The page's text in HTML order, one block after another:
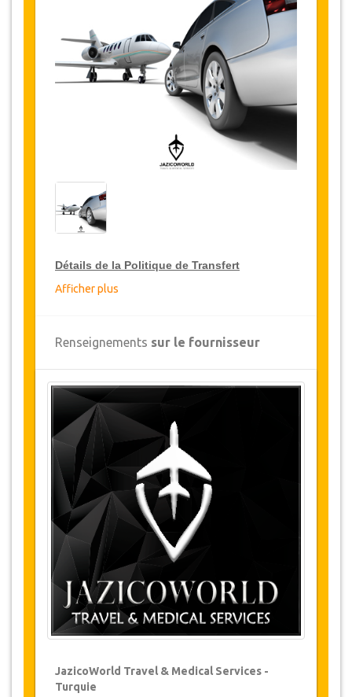
Détails de la Politique de Transfert
JazicoWorld offre pour les grands voyageurs,
15% de réduction sur les transferts
toute la Turquie et ce pendant une période de
12 mois, pour obtenir votre remise sur le
transfert, cliquez ci-dessus sur le bouton
Détails de la remise
Changements et Politique d'annulation
Les modifications de réservations peuvent
être possibles si l’avis est donné à temps.
Pour plus d'informations veuillez nous
contacter.
Pour toutes les annulations faites au
moins 24 heures à l’avance, il n‘y aura
pas de frais, même si la réservation a été
confirmée. L'annulation ne peut être faite
que par écrit en envoyant un courrier
électronique.
moins de 24 heures avant le transfert.
Dans de tels cas, les paiements sont non-
Afficher plus
Renseignements sur le fournisseur
JazicoWorld Travel & Medical Services -
Turquie